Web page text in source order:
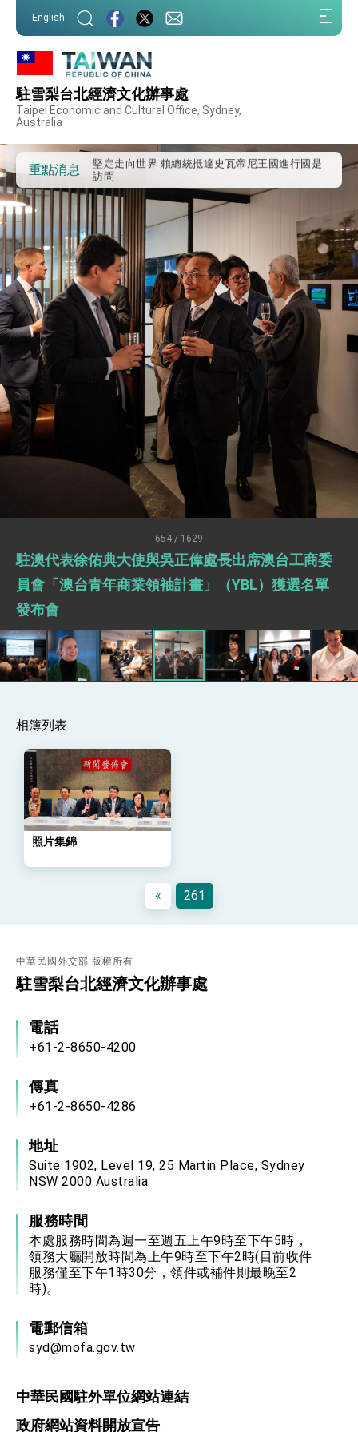
English
駐雪梨台北經濟文化辦事處
Taipei Economic and Cultural Office, Sydney,
Australia
重點消息
外交部重要言論
我國政府將在美國亞利桑納州設立「駐鳳凰城辦
第一屆亞太在宅醫療大會開幕 總統盼分享臺灣
經驗為亞太醫療照護發展開創新里程碑
外交部發布WHA文宣影片「台灣醫療點亮世界」
及「台灣智慧醫療與健康產業展」預告短片，向
走向世界 盼與理念相近國家共同維護國際秩序
堅定走向世界 賴總統抵達史瓦帝尼王國進行國是
訪問
總統與五院院長新春茶敘 盼化分歧為團結、為
國家邁出合作第一步
總統農曆春節談話
台美貿易協議完成簽署達成6大目標、創5大歷史
性突破 總統強調將以3大面向加速臺灣經濟轉型
升級 籲請立院全力支持並盡速通過
臺美簽署「對等貿易協定」確立對等關稅15%且不
疊加 我輸美2072項產品豁免對等關稅
總統接受「法新社」（AFP）專訪內容
外交部長林佳龍於《外交事務》撰文指出：自由
世界 需要台灣，團結合作方能守護繁榮
外交部長林佳龍出席《台灣光華雜誌》50週年慶
「見證蛻變，分享世界的光華」開幕式，期許數
位轉 型迎向下個50年
總統主持「台美經濟繁榮夥伴對話」記者會 說
明臺美合作三大戰略方向 盼與民主夥伴共同引
領 下一個世代的繁榮
外交部長林佳龍接受印尼「時代雜誌」專訪，闡
述印太安全局勢，籲深化台印尼半導體供應鏈合
副總統接見美參議員蓋耶哥 強調美國是臺灣重
要合作夥伴
外交部長林佳龍午宴歡迎美國聯邦參議員蓋耶哥
外交部長林佳龍接見美國智庫「德國馬歇爾基金
會」訪問團一行，深化跨大西洋戰略夥伴關係
臺美經貿談判獲階段性成果 卓揆期勉爭取時間完
成「臺美對等貿易協定」簽署
外交部與數位發展部攜手合作，整合台灣雄厚數
位實力，達成固邦榮邦目標
外交部長林佳龍主持第35次「參與亞太經濟合作
年談話
總統主持「守護民主台灣國安行動方案」記者
會 強調以實力守護台海和平 以決心掌握國家
命運
變局中 奮起的新臺灣 總統發表國慶演說
總統發表執政周年談話 盼面對未來挑戰 堅持
總統重要談話
我國政府將在美國亞利桑納州設立「駐鳳凰城辦
事處」，進一步深化台美交流合作
654 / 1629
駐澳代表徐佑典大使與吳正偉處長出席澳台工商委
員會「澳台青年商業領袖計畫」（YBL）獲選名單
發布會
相簿列表
照片集錦
« 261
中華民國外交部 版權所有
駐雪梨台北經濟文化辦事處
電話
+61-2-8650-4200
傳真
+61-2-8650-4286
地址
Suite 1902, Level 19, 25 Martin Place, Sydney
NSW 2000 Australia
服務時間
本處服務時間為週一至週五上午9時至下午5時，
領務大廳開放時間為上午9時至下午2時(目前收件
服務僅至下午1時30分，領件或補件則最晚至2
時)。
電郵信箱
syd@mofa.gov.tw
中華民國駐外單位網站連結
政府網站資料開放宣告